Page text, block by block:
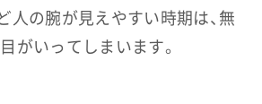
人の腕が見えやすい時期は、無
がいってしまいます。